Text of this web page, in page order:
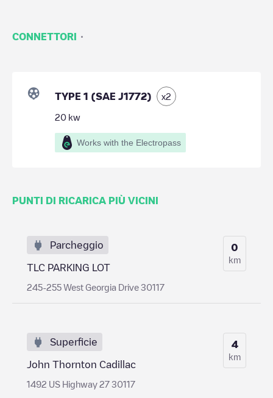
CONNETTORI ·
TYPE 1 (SAE J1772) x2
20 kw
Works with the Electropass
PUNTI DI RICARICA PIÙ VICINI
Parcheggio
TLC PARKING LOT
245-255 West Georgia Drive 30117
0
km
Superficie
John Thornton Cadillac
1492 US Highway 27 30117
4
km